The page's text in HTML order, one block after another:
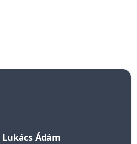
Lukács Ádám